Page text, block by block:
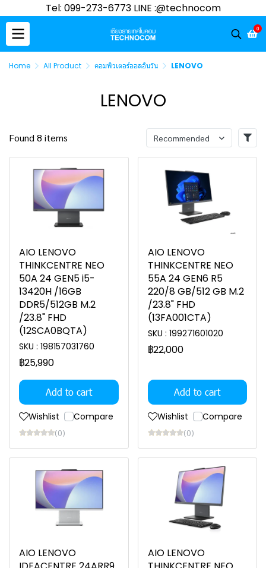
Tel: 099-273-6773 LINE :@technocom
0
Home All Product คอมพิวเตอร์ออลอินวัน LENOVO
LENOVO
Found 8 items Recommended
AIO LENOVO
THINKCENTRE NEO
50A 24 GEN5 i5-
13420H /16GB
DDR5/512GB M.2
/23.8" FHD
(12SCA0BQTA)
SKU : 198157031760
฿25,990
Add to cart
Wishlist Compare
(0)
AIO LENOVO
THINKCENTRE NEO
55A 24 GEN6 R5
220/8 GB/512 GB M.2
/23.8" FHD
(13FA001CTA)
SKU : 199271601020
฿22,000
Add to cart
Wishlist Compare
(0)
AIO LENOVO
AIO LENOVO